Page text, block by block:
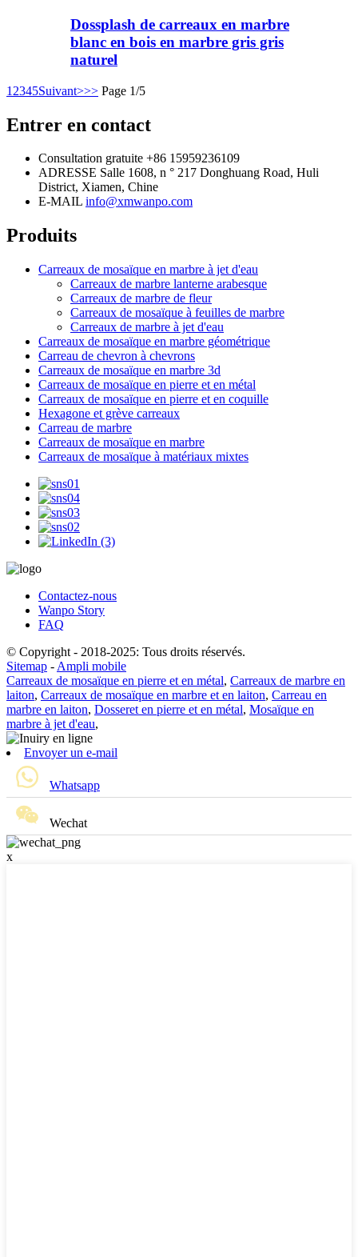
Dossplash de carreaux en marbre
blanc en bois en marbre gris gris
naturel
1 2345Suivant>>> Page 1/5
Entrer en contact
Consultation gratuite +86 15959236109
ADRESSE Salle 1608, n ° 217 Donghuang Road, Huli
District, Xiamen, Chine
E-MAIL info@xmwanpo.com
Produits
Carreaux de mosaïque en marbre à jet d'eau
Carreaux de marbre lanterne arabesque
Carreaux de marbre de fleur
Carreaux de mosaïque à feuilles de marbre
Carreaux de marbre à jet d'eau
Carreaux de mosaïque en marbre géométrique
Carreau de chevron à chevrons
Carreaux de mosaïque en marbre 3d
Carreaux de mosaïque en pierre et en métal
Carreaux de mosaïque en pierre et en coquille
Hexagone et grève carreaux
Carreau de marbre
Carreaux de mosaïque en marbre
Carreaux de mosaïque à matériaux mixtes
Contactez-nous
Wanpo Story
FAQ
© Copyright - 2018-2025: Tous droits réservés.
Sitemap - Ampli mobile
Carreaux de mosaïque en pierre et en métal, Carreaux de marbre en
laiton, Carreaux de mosaïque en marbre et en laiton, Carreau en
marbre en laiton, Dosseret en pierre et en métal, Mosaïque en
marbre à jet d'eau,
Envoyer un e-mail
Whatsapp
Wechat
x